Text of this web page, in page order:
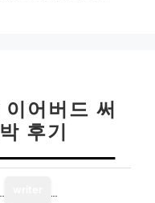
어버드 써
후기